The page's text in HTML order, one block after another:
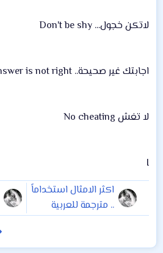
لاتكن خجول... Don't be shy
اجابتك غير صحيحة.. your answer is not right
لا تغش No cheating
I
اكثر الامثال استخداماً
.. مترجمة للعربية